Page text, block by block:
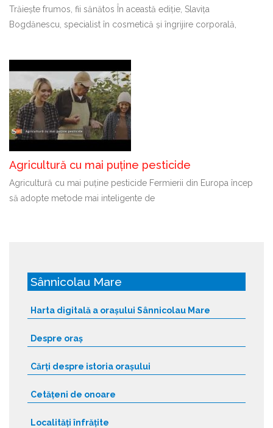
Trăiește frumos, fii sănătos În această ediție, Slavița
Bogdănescu, specialist în cosmetică și îngrijire corporală,
Agricultură cu mai puține pesticide
Agricultură cu mai puține pesticide Fermierii din Europa încep
să adopte metode mai inteligente de
Sânnicolau Mare
Harta digitală a orașului Sânnicolau Mare
Despre oraș
Cărți despre istoria orașului
Cetățeni de onoare
Localități înfrățite